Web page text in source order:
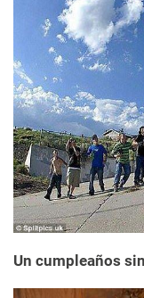
Un cumpleaños